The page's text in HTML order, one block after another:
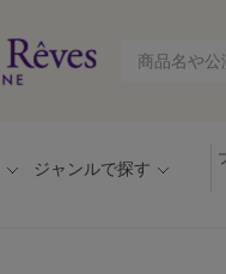
ジャンルで探す